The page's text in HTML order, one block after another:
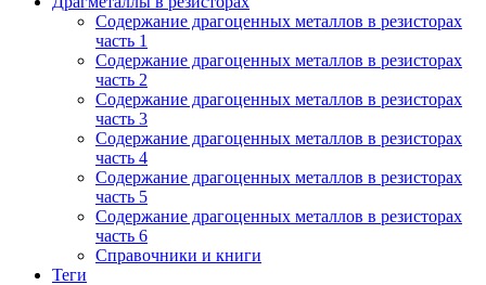
Содержание драгоценных металлов в резисторах
часть 1
Содержание драгоценных металлов в резисторах
часть 2
Содержание драгоценных металлов в резисторах
часть 3
Содержание драгоценных металлов в резисторах
часть 4
Содержание драгоценных металлов в резисторах
часть 5
Содержание драгоценных металлов в резисторах
часть 6
Справочники и книги
Теги